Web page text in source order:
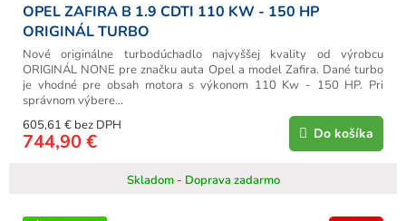
OPEL ZAFIRA B 1.9 CDTI 110 KW - 150 HP
ORIGINÁL TURBO
Skladom - Doprava zadarmo
605,61 € bez DPH
744,90 € Do košíka
Nové originálne turbodúchadlo najvyššej kvality od výrobcu
ORIGINÁL NONE pre značku auta Opel a model Zafira. Dané turbo
je vhodné pre obsah motora s výkonom 110 Kw - 150 HP. Pri
správnom výbere...